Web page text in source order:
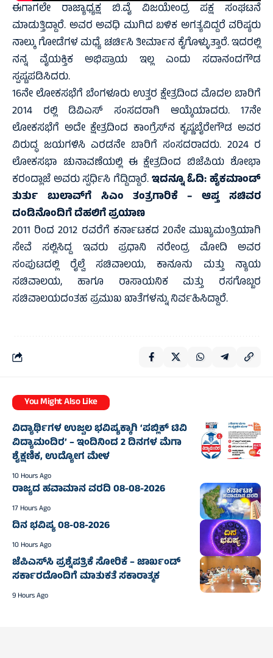
ಈಗಾಗಲೇ ರಾಜ್ಯಾಧ್ಯಕ್ಷ ಬಿ.ವೈ ವಿಜಯೇಂದ್ರ ಪಕ್ಷ ಸಂಘಟನೆ
ಮಾಡುತ್ತಿದ್ದಾರೆ. ಅವರ ಅವಧಿ ಮುಗಿದ ಬಳಿಕ ಅಗತ್ಯವಿದ್ದರೆ ವರಿಷ್ಠರು
ನಾಲ್ಕು ಗೋಡೆಗಳ ಮಧ್ಯೆ ಚರ್ಚಿಸಿ ತೀರ್ಮಾನ ಕೈಗೊಳ್ಳುತ್ತಾರೆ. ಇದರಲ್ಲಿ
ನನ್ನ ವೈಯಕ್ತಿಕ ಅಭಿಪ್ರಾಯ ಇಲ್ಲ ಎಂದು ಸದಾನಂದಗೌಡ
ಸ್ಪಷ್ಟಪಡಿಸಿದರು.
16ನೇ ಲೋಕಸಭೆಗೆ ಬೆಂಗಳೂರು ಉತ್ತರ ಕ್ಷೇತ್ರದಿಂದ ಮೊದಲ ಬಾರಿಗೆ
2014 ರಲ್ಲಿ ಡಿವಿಎಸ್‌ ಸಂಸದರಾಗಿ ಆಯ್ಕೆಯಾದರು. 17ನೇ
ಲೋಕಸಭೆಗೆ ಅದೇ ಕ್ಷೇತ್ರದಿಂದ ಕಾಂಗ್ರೆಸ್‌ನ ಕೃಷ್ಣಬೈರೇಗೌಡ ಅವರ
ವಿರುದ್ಧ ಜಯಗಳಿಸಿ ಎರಡನೇ ಬಾರಿಗೆ ಸಂಸದರಾದರು. 2024 ರ
ಲೋಕಸಭಾ ಚುನಾವಣೆಯಲ್ಲಿ ಈ ಕ್ಷೇತ್ರದಿಂದ ಬಿಜೆಪಿಯ ಶೋಭಾ
ಕರಂದ್ಲಾಜೆ ಅವರು ಸ್ಪರ್ಧಿಸಿ ಗೆದ್ದಿದ್ದಾರೆ.ಇದನ್ನೂ ಓದಿ:ಹೈಕಮಾಂಡ್
ತುರ್ತು ಬುಲಾವ್‌ಗೆ ಸಿಎಂ ತಂತ್ರಗಾರಿಕೆ – ಆಪ್ತ ಸಚಿವರ
ದಂಡಿನೊಂದಿಗೆ ದೆಹಲಿಗೆ ಪ್ರಯಾಣ
2011 ರಿಂದ 2012 ರವರೆಗೆ ಕರ್ನಾಟಕದ 20ನೇ ಮುಖ್ಯಮಂತ್ರಿಯಾಗಿ
ಸೇವೆ ಸಲ್ಲಿಸಿದ್ದ ಇವರು ಪ್ರಧಾನಿ ನರೇಂದ್ರ ಮೋದಿ ಅವರ
ಸಂಪುಟದಲ್ಲಿ ರೈಲ್ವೆ ಸಚಿವಾಲಯ, ಕಾನೂನು ಮತ್ತು ನ್ಯಾಯ
ಸಚಿವಾಲಯ, ಹಾಗೂ ರಾಸಾಯನಿಕ ಮತ್ತು ರಸಗೊಬ್ಬರ
ಸಚಿವಾಲಯದಂತಹ ಪ್ರಮುಖ ಖಾತೆಗಳನ್ನು ನಿರ್ವಹಿಸಿದ್ದಾರೆ.
You Might Also Like
ವಿದ್ಯಾರ್ಥಿಗಳ ಉಜ್ವಲ ಭವಿಷ್ಯಕ್ಕಾಗಿ ‘ಪಬ್ಲಿಕ್ ಟಿವಿ
ವಿದ್ಯಾಮಂದಿರ’ – ಇಂದಿನಿಂದ 2 ದಿನಗಳ ಮೆಗಾ
ಶೈಕ್ಷಣಿಕ, ಉದ್ಯೋಗ ಮೇಳ
10 Hours Ago
ರಾಜ್ಯದ ಹವಾಮಾನ ವರದಿ 08-08-2026
17 Hours Ago
ದಿನ ಭವಿಷ್ಯ 08-08-2026
10 Hours Ago
ಜೆಪಿಎಸ್‌ಸಿ ಪ್ರಶ್ನೆಪತ್ರಿಕೆ ಸೋರಿಕೆ – ಜಾರ್ಖಂಡ್‌
ಸರ್ಕಾರದೊಂದಿಗೆ ಮಾತುಕತೆ ಸಕಾರಾತ್ಮಕ
9 Hours Ago